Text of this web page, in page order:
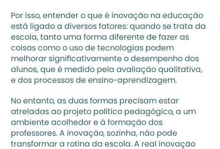
Por isso, entender o que é inovação na educação
está ligado a diversos fatores: quando se trata da
escola, tanto uma forma diferente de fazer as
coisas como o uso de tecnologias podem
melhorar significativamente o desempenho dos
alunos, que é medido pela avaliação qualitativa,
e dos processos de ensino-aprendizagem.
No entanto, as duas formas precisam estar
atreladas ao projeto político pedagógico, a um
ambiente acolhedor e à formação dos
professores. A inovação, sozinha, não pode
transformar a rotina da escola. A real inovação